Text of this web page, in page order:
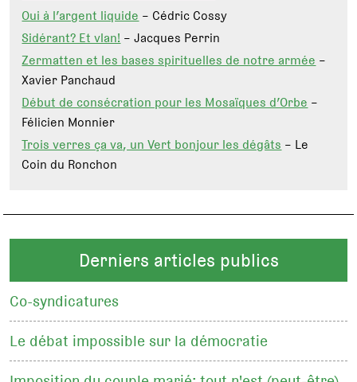
Oui à l’argent liquide– Cédric Cossy
Sidérant? Et vlan!– Jacques Perrin
Zermatten et les bases spirituelles de notre armée–
Xavier Panchaud
Début de consécration pour les Mosaïques d’Orbe–
Félicien Monnier
Trois verres ça va, un Vert bonjour les dégâts– Le
Coin du Ronchon
Derniers articles publics
Co-syndicatures
Le débat impossible sur la démocratie